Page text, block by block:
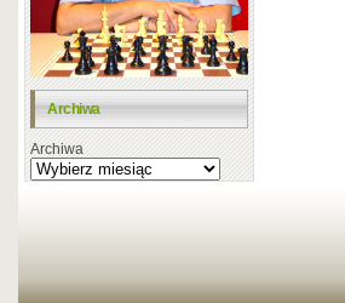
Archiwa
Archiwa